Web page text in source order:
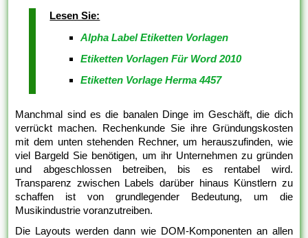
Lesen Sie:
Alpha Label Etiketten Vorlagen
Etiketten Vorlagen Für Word 2010
Etiketten Vorlage Herma 4457
Manchmal sind es die banalen Dinge im Geschäft, die dich
verrückt machen. Rechenkunde Sie ihre Gründungskosten
mit dem unten stehenden Rechner, um herauszufinden, wie
viel Bargeld Sie benötigen, um ihr Unternehmen zu gründen
und abgeschlossen betreiben, bis es rentabel wird.
Transparenz zwischen Labels darüber hinaus Künstlern zu
schaffen ist von grundlegender Bedeutung, um die
Musikindustrie voranzutreiben.
Die Layouts werden dann wie DOM-Komponenten an allen